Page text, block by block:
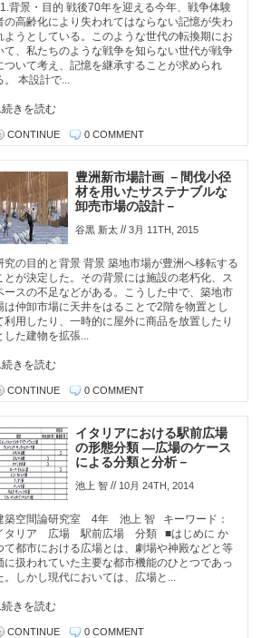
背景・目的 戦後70年を迎える今年、戦争体験
の高齢化により失われてはならない記憶が失わ
ようとしている。このような世代の転換期にお
て、私たちのような戦争を知らない世代が戦争
ついて考え、記憶を継承することが求められ
。 本設計で...
続きを読む
CONTINUE 0 COMMENT
豊洲新市場計画 －間伐小径
材を用いたサステナブルな
卸売市場の設計－
谷黒 新太 //3月 11TH, 2015
究の目的と背景 背景 築地市場が豊洲へ移転する
とが決定した。その背景には施設の老朽化、ス
ースの不足などがある。こうした中で、築地市
は仲卸市場に天井をはることで2階を物置とし
利用したり、一時的に屋外に商品を放置したり
した建物を拡張...
続きを読む
CONTINUE 0 COMMENT
イタリアにおける駅前広場
の形態分類 ―広場のケース
による分類と分析－
池上 智 // 10月 24TH, 2014
築空間論研究室 4年 池上 智 キーワード：
タリア 広場 駅前広場 分類 ■はじめに か
て都市における広場とは、劇場や神殿などと等
に扱われていた主要な都市機能のひとつであっ
。しかし現代においては、広場と...
続きを読む
CONTINUE 0 COMMENT